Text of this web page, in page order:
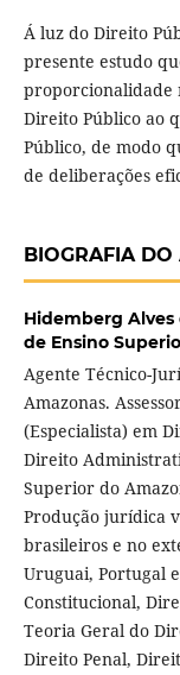
Á luz do Direito
presente estudo
proporcionalidade
Direito Público ao
Público, de modo
de deliberações
BIOGRAFIA DO
Hidemberg Alves
de Ensino
Agente Técnico-
Amazonas.
(Especialista) em
Direito
Superior do
Produção jurídica
brasileiros e no
Uruguai, Portugal
Constitucional,
Teoria Geral do
Direito Penal,